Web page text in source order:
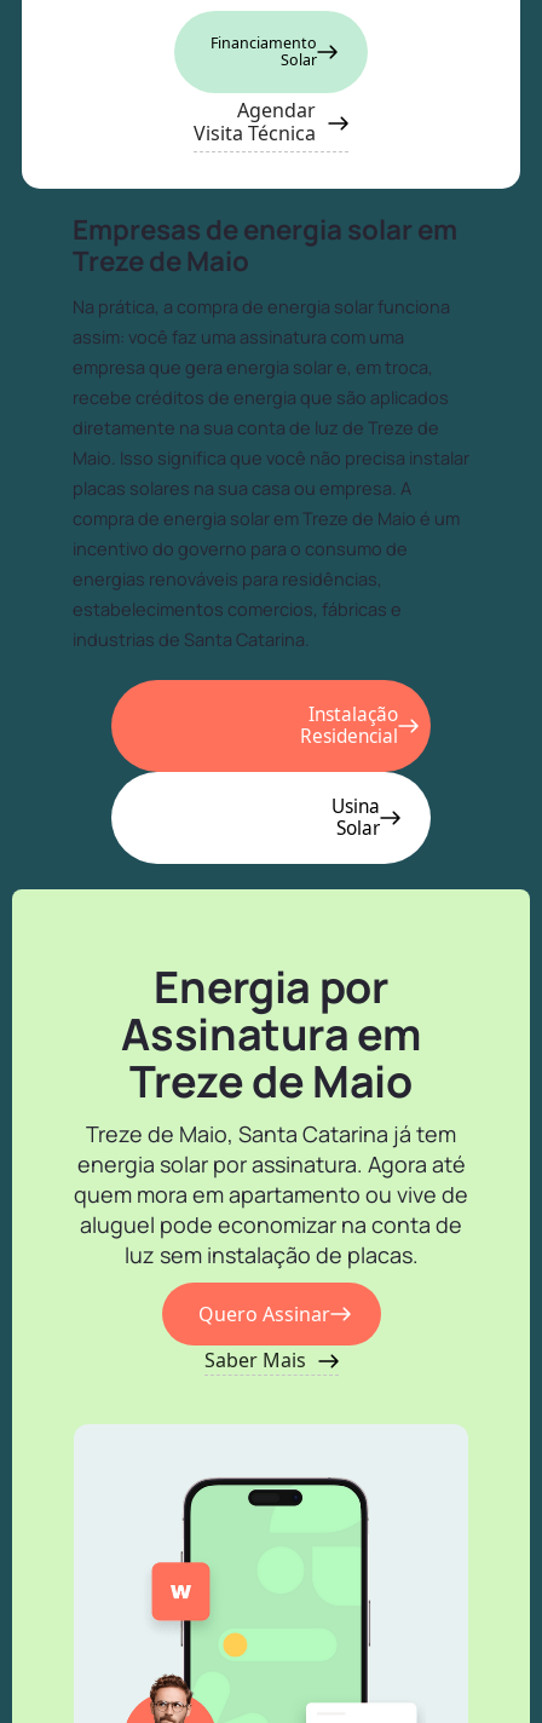
Financiamento
Solar
Agendar
Visita Técnica
Empresas de energia solar em
Treze de Maio
Na prática, a compra de energia solar funciona
assim: você faz uma assinatura com uma
empresa que gera energia solar e, em troca,
recebe créditos de energia que são aplicados
diretamente na sua conta de luz de Treze de
Maio. Isso significa que você não precisa instalar
placas solares na sua casa ou empresa. A
compra de energia solar em Treze de Maio é um
incentivo do governo para o consumo de
energias renováveis para residências,
estabelecimentos comercios, fábricas e
industrias de Santa Catarina.
Instalação
Residencial
Usina
Solar
Energia por
Assinatura em
Treze de Maio
Treze de Maio, Santa Catarina já tem
energia solar por assinatura. Agora até
quem mora em apartamento ou vive de
aluguel pode economizar na conta de
luz sem instalação de placas.
Quero Assinar
Saber Mais